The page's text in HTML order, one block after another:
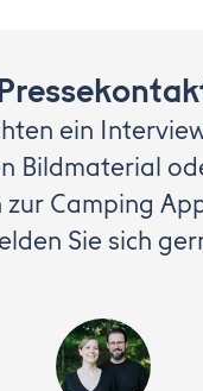
ein
Bildmaterial
zur Camping
Sie sich